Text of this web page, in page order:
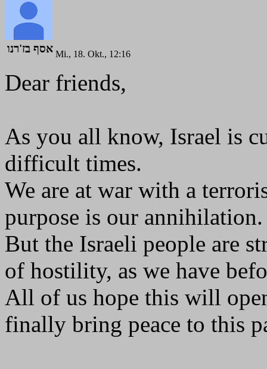
אסף בז'רנו Mi., 18. Okt., 12:16
Dear friends,
As you all know, Israel is
difficult times.
We are at war with a
purpose is our annihilation.
But the Israeli people are
of hostility, as we have
All of us hope this will
finally bring peace to this